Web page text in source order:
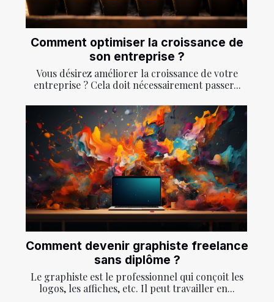
Comment optimiser la croissance de
son entreprise ?
Vous désirez améliorer la croissance de votre
entreprise ? Cela doit nécessairement passer...
Comment devenir graphiste freelance
sans diplôme ?
Le graphiste est le professionnel qui conçoit les
logos, les affiches, etc. Il peut travailler en...